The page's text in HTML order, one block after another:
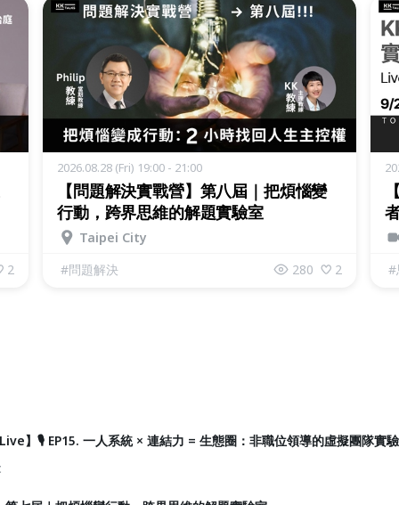
2
2026.08.28 (Fri) 19:00 - 21:00
【問題解決實戰營】第八屆｜把煩惱變
行動，跨界思維的解題實驗室
Taipei City
#問題解決 280 2 #
】🎙️ EP15. 一人系統 × 連結力 = 生態圈：非職位領導的虛擬團隊實驗